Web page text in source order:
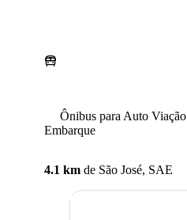
Ônibus para Auto Viação
Embarque
4.1 km de São José, SAE